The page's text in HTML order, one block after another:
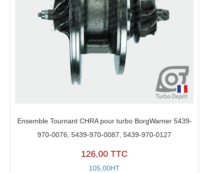
Ensemble Tournant CHRA pour turbo BorgWarner 5439-
970-0076, 5439-970-0087, 5439-970-0127
126,00 TTC
105,00HT